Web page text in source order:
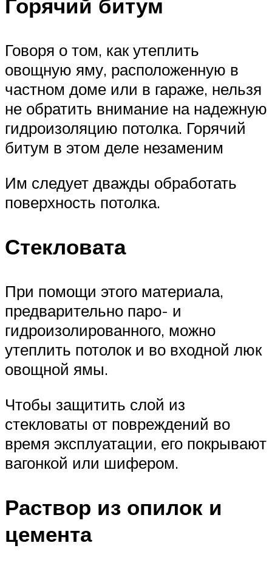
Горячий битум
Говоря о том, как утеплить
овощную яму, расположенную в
частном доме или в гараже, нельзя
не обратить внимание на надежную
гидроизоляцию потолка. Горячий
битум в этом деле незаменим
Им следует дважды обработать
поверхность потолка.
Стекловата
При помощи этого материала,
предварительно паро- и
гидроизолированного, можно
утеплить потолок и во входной люк
овощной ямы.
Чтобы защитить слой из
стекловаты от повреждений во
время эксплуатации, его покрывают
вагонкой или шифером.
Раствор из опилок и
цемента